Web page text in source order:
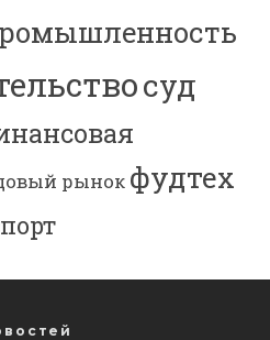
суд
рынок фудтех